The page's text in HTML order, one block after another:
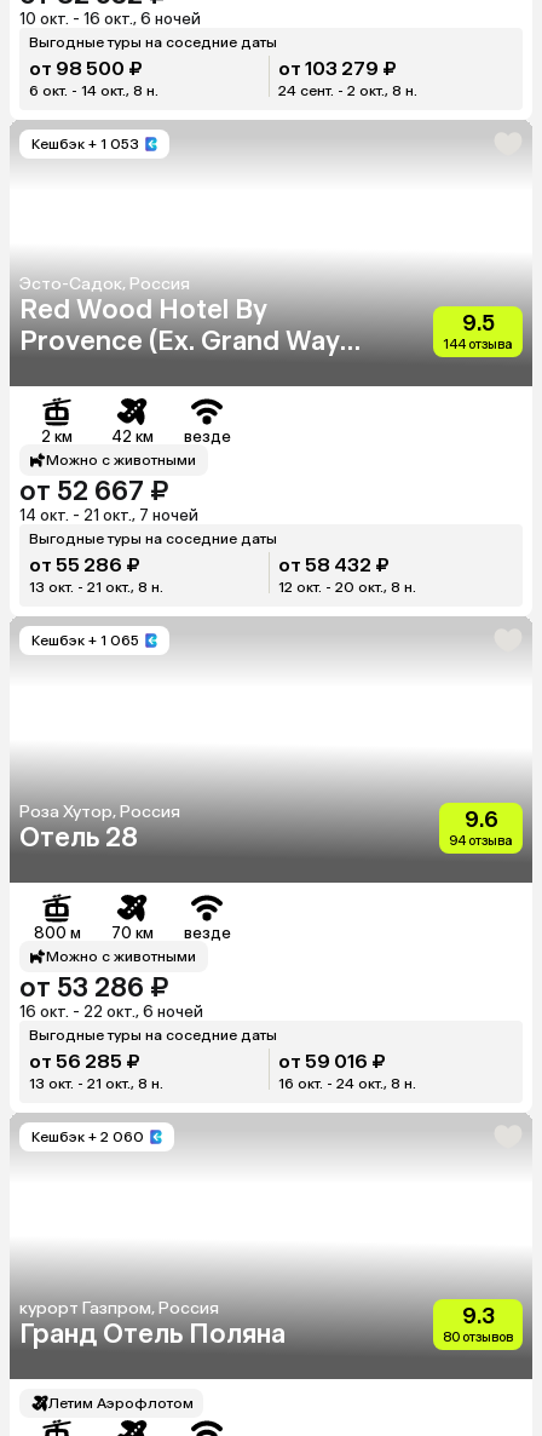
10 окт. - 16 окт., 6 ночей
Выгодные туры на соседние даты
от 98 500 ₽
6 окт. - 14 окт., 8 н.
от 103 279 ₽
24 сент. - 2 окт., 8 н.
Кешбэк + 1 053
Эсто-Садок, Россия
Red Wood Hotel By
Provence (Ex. Grand Way
9.5
144 отзыва
2 км 42 км везде
Можно с животными
от 52 667 ₽
14 окт. - 21 окт., 7 ночей
Выгодные туры на соседние даты
от 55 286 ₽
13 окт. - 21 окт., 8 н.
от 58 432 ₽
12 окт. - 20 окт., 8 н.
Кешбэк + 1 065
Роза Хутор, Россия
Отель 28
9.6
94 отзыва
800 м 70 км везде
Можно с животными
от 53 286 ₽
16 окт. - 22 окт., 6 ночей
Выгодные туры на соседние даты
от 56 285 ₽
13 окт. - 21 окт., 8 н.
от 59 016 ₽
16 окт. - 24 окт., 8 н.
Кешбэк + 2 060
курорт Газпром, Россия
Гранд Отель Поляна
9.3
80 отзывов
Летим Аэрофлотом